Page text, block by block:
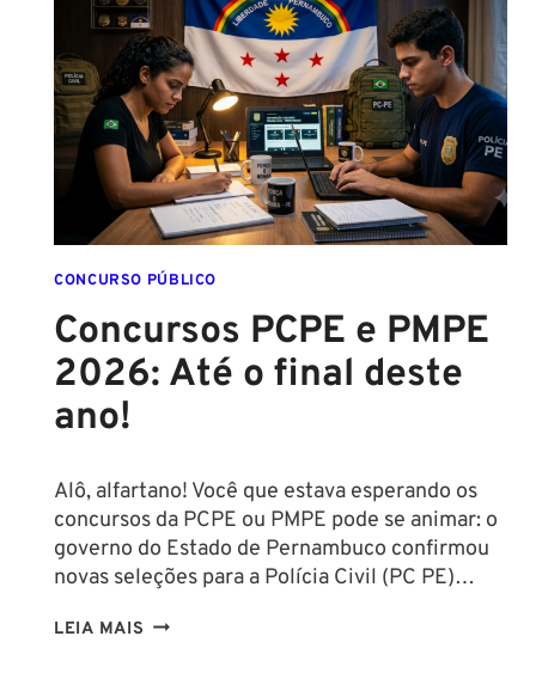
CONCURSO PÚBLICO
Concursos PCPE e PMPE
2026: Até o final deste
ano!
Alô, alfartano! Você que estava esperando os
concursos da PCPE ou PMPE pode se animar: o
governo do Estado de Pernambuco confirmou
novas seleções para a Polícia Civil (PC PE)…
LEIA MAIS CONCURSOS